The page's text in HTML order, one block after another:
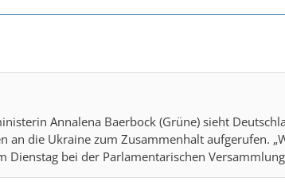
Annalena Baerbock (Grüne) sieht
an die Ukraine zum Zusammenhalt aufgerufen.
Dienstag bei der Parlamentarischen